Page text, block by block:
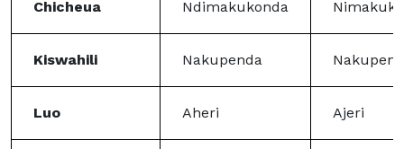
Chicheua Ndimakukonda
Kiswahili Nakupenda
Luo Aheri Ajeri